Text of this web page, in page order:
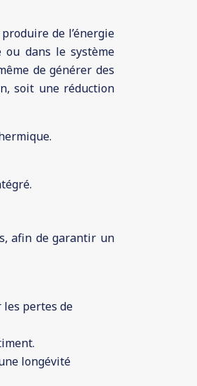
de l’énergie
ou dans le système
de générer des
soit une réduction
afin de garantir un
pertes de
longévité